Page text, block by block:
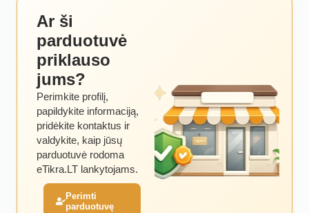
Ar ši
parduotuvė
priklauso
jums?
Perimkite profilį,
papildykite informaciją,
pridėkite kontaktus ir
valdykite, kaip jūsų
parduotuvė rodoma
eTikra.LT lankytojams.
Perimti
parduotuvę